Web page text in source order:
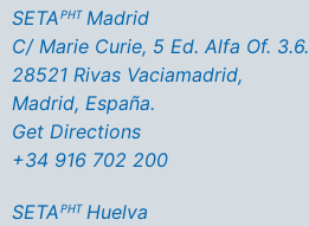
SETAᴾᴴᵀ Madrid
C/ Marie Curie, 5 Ed. Alfa Of. 3.6.
28521 Rivas Vaciamadrid,
Madrid, España.
Get Directions
+34 916 702 200
SETAᴾᴴᵀ Huelva